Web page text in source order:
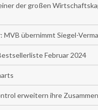
der großen
MVB übernimmt Siegel-
Februar 2024
erweitern ihre